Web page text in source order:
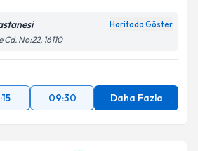
Haritada Göster
No:22, 16110
09:30 Daha Fazla